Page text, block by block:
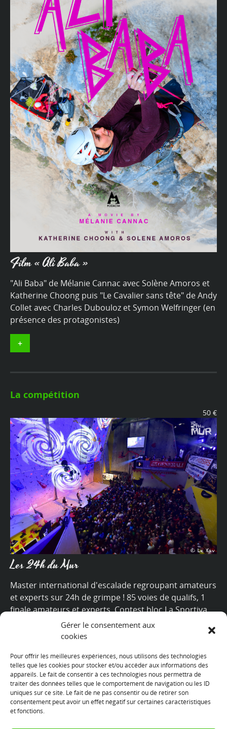
Gérer le consentement aux
cookies
Pour offrir les meilleures expériences, nous utilisons des technologies
telles que les cookies pour stocker et/ou accéder aux informations des
appareils. Le fait de consentir à ces technologies nous permettra de
traiter des données telles que le comportement de navigation ou les ID
uniques sur ce site. Le fait de ne pas consentir ou de retirer son
consentement peut avoir un effet négatif sur certaines caractéristiques
et fonctions.
Film « Ali Baba »
"Ali Baba" de Mélanie Cannac avec Solène Amoros et
Katherine Choong puis "Le Cavalier sans tête" de Andy
Collet avec Charles Dubouloz et Symon Welfringer (en
présence des protagonistes)
+
La compétition
50 €
Les 24h du Mur
Master international d'escalade regroupant amateurs
et experts sur 24h de grimpe ! 85 voies de qualifs, 1
finale amateurs et experts. Contest bloc La Sportiva,
village marques, concerts, food trucks, ambiance sud-
ouest garantie !
+
Nous suivre